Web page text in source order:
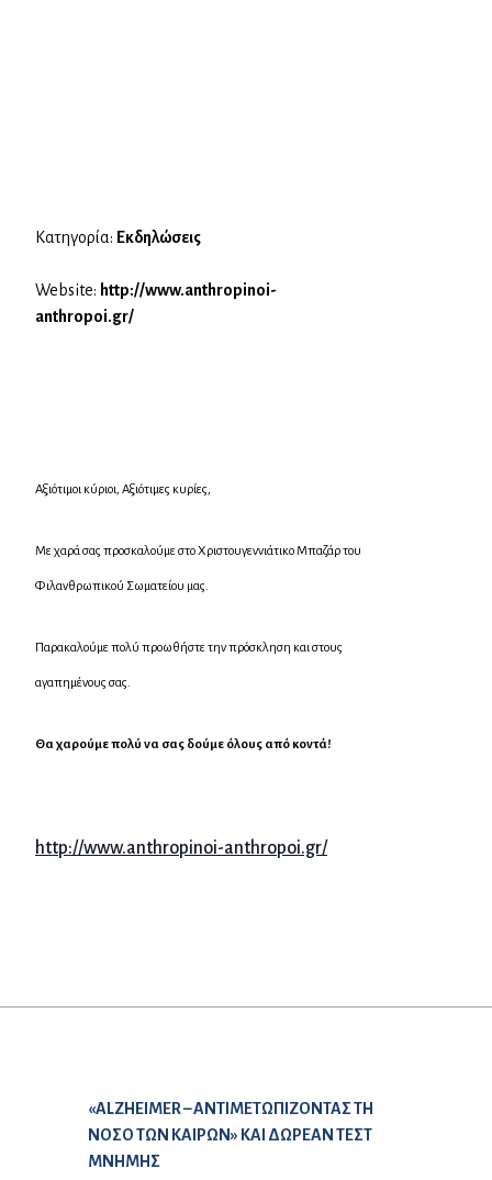
Αξιότιμοι κύριοι, Αξιότιμες κυρίες,
Με χαρά σας προσκαλούμε στο ΧριστουγεννιάτικοΜπαζάρτου
Φιλανθρωπικού Σωματείου μας.
Παρακαλούμε πολύ προωθήστε την πρόσκληση και στους
αγαπημένους σας.
Θα χαρούμε πολύ να σας δούμε όλους από κοντά!
http://www.anthropinoi-anthropoi.gr/
Κατηγορία: Εκδηλώσεις
Website: http://www.anthropinoi-
anthropoi.gr/
Προηγούμενο άρθρο:
«ΑLZHEIMER – ΑΝΤΙΜΕΤΩΠΙΖΟΝΤΑΣ ΤΗ
ΝΟΣΟ ΤΩΝ ΚΑΙΡΩΝ» ΚΑΙ ΔΩΡΕΑΝ ΤΕΣΤ
ΜΝΗΜΗΣ